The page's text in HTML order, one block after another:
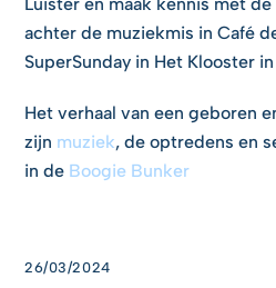
achter de muziekmis in Café
SuperSunday in Het Klooster
Het verhaal van een geboren
zijn muziek, de optredens en
in de Boogie Bunker
26/03/2024